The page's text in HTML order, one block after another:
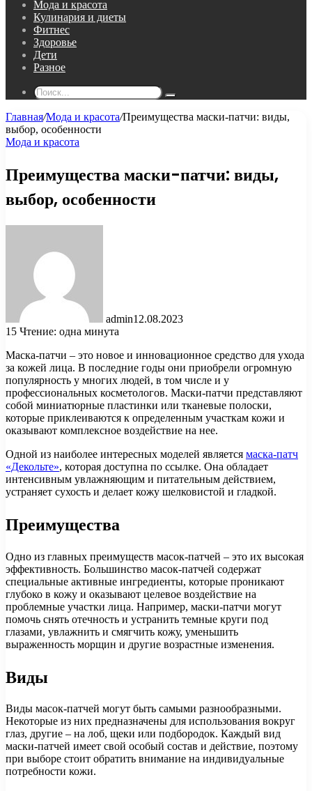
Мода и красота
Кулинария и диеты
Фитнес
Здоровье
Дети
Разное
Поиск...
Главная/Мода и красота/Преимущества маски-патчи: виды,
выбор, особенности
Мода и красота
Преимущества маски-патчи: виды,
выбор, особенности
admin12.08.2023
15 Чтение: одна минута
Маска-патчи – это новое и инновационное средство для ухода
за кожей лица. В последние годы они приобрели огромную
популярность у многих людей, в том числе и у
профессиональных косметологов. Маски-патчи представляют
собой миниатюрные пластинки или тканевые полоски,
которые приклеиваются к определенным участкам кожи и
оказывают комплексное воздействие на нее.
Одной из наиболее интересных моделей является маска-патч
«Декольте», которая доступна по ссылке. Она обладает
интенсивным увлажняющим и питательным действием,
устраняет сухость и делает кожу шелковистой и гладкой.
Преимущества
Одно из главных преимуществ масок-патчей – это их высокая
эффективность. Большинство масок-патчей содержат
специальные активные ингредиенты, которые проникают
глубоко в кожу и оказывают целевое воздействие на
проблемные участки лица. Например, маски-патчи могут
помочь снять отечность и устранить темные круги под
глазами, увлажнить и смягчить кожу, уменьшить
выраженность морщин и другие возрастные изменения.
Виды
Виды масок-патчей могут быть самыми разнообразными.
Некоторые из них предназначены для использования вокруг
глаз, другие – на лоб, щеки или подбородок. Каждый вид
маски-патчей имеет свой особый состав и действие, поэтому
при выборе стоит обратить внимание на индивидуальные
потребности кожи.